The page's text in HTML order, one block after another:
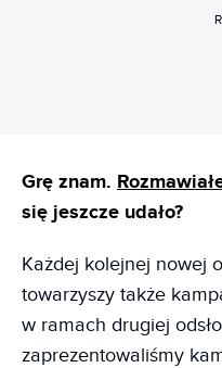
Grę znam.
się jeszcze udało?
Każdej kolejnej nowej
towarzyszy także
w ramach drugiej
zaprezentowaliśmy